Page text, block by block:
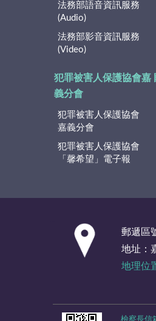
法務部語音資訊服務
(Audio)
法務部影音資訊服務
(Video)
犯罪被害人保護協會嘉
義分會
犯罪被害人保護協會
嘉義分會
犯罪被害人保護協會
「馨希望」電子報
郵遞區
地址：
地理位